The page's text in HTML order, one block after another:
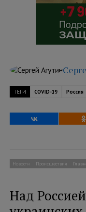
ТЕГИ COVID-19 Россия
Новости Происшествия
Над